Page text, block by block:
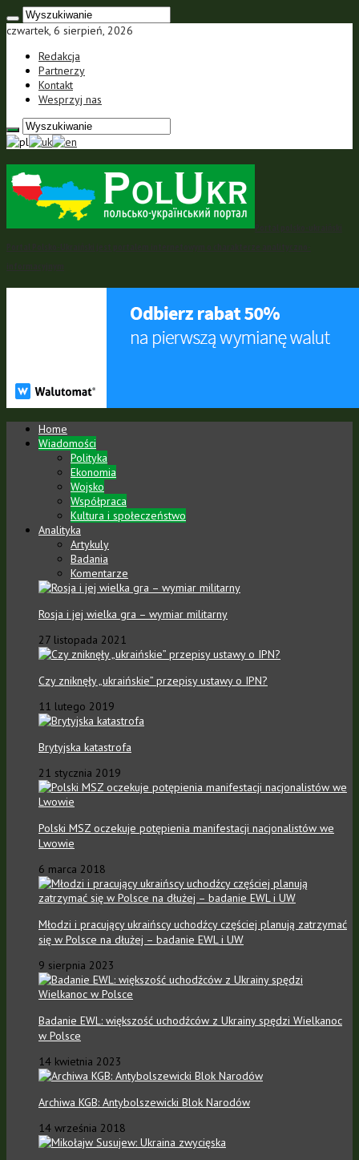
czwartek, 6 sierpień, 2026
Redakcja
Partnerzy
Kontakt
Wesprzyj nas
Home
Wiadomości
Polityka
Ekonomia
Wojsko
Współpraca
Kultura i społeczeństwo
Analityka
Artykuly
Badania
Komentarze
Rosja i jej wielka gra – wymiar militarny
27 listopada 2021
Czy zniknęły „ukraińskie” przepisy ustawy o IPN?
11 lutego 2019
Brytyjska katastrofa
21 stycznia 2019
Polski MSZ oczekuje potępienia manifestacji nacjonalistów we
Lwowie
6 marca 2018
Młodzi i pracujący ukraińscy uchodźcy częściej planują zatrzymać
się w Polsce na dłużej – badanie EWL i UW
9 sierpnia 2023
Badanie EWL: większość uchodźców z Ukrainy spędzi Wielkanoc
w Polsce
14 kwietnia 2023
Archiwa KGB: Antybolszewicki Blok Narodów
14 września 2018